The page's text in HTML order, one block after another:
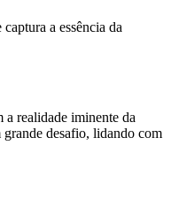
a essência da
a realidade iminente da
grande desafio, lidando com